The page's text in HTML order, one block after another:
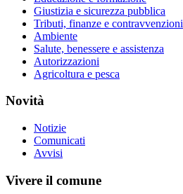
Giustizia e sicurezza pubblica
Tributi, finanze e contravvenzioni
Ambiente
Salute, benessere e assistenza
Autorizzazioni
Agricoltura e pesca
Novità
Notizie
Comunicati
Avvisi
Vivere il comune